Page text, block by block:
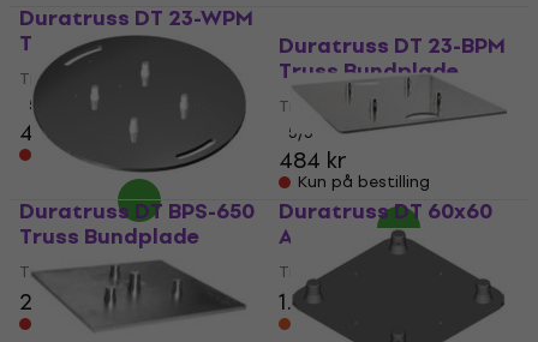
Duratruss DT 23-WPM
Truss Bundplade
Truss Bundplade
5
499 kr
Kun på bestilling
Duratruss DT 23-BPM
Truss Bundplade
Truss Bundplade
5/5
484 kr
Kun på bestilling
Duratruss DT BPS-650
Truss Bundplade
Truss Bundplade
2.359 kr
Kun på bestilling
Duratruss DT 60x60
AL Truss Bundplade
Truss Bundplade
1.089 kr
På lager hos leverandøren